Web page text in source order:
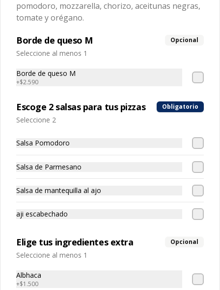
Ravioli Napolitano
Masa rellena con tomate y mozzarella
Pasta rellena de pollo
pomodoro, mozzarella, chorizo, aceitunas negras,
tomate y orégano.
Borde de queso M Opcional
Seleccione al menos 1
Borde de queso M
+$2.590
Escoge 2 salsas para tus pizzas Obligatorio
Seleccione 2
Salsa Pomodoro
Salsa de Parmesano
Salsa de mantequilla al ajo
aji escabechado
Elige tus ingredientes extra Opcional
Seleccione al menos 1
Albhaca
+$1.500